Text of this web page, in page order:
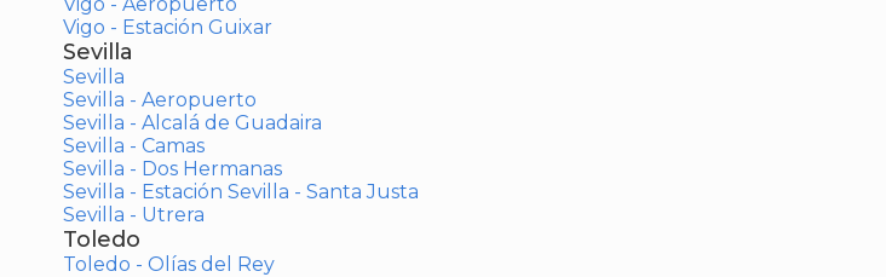
Vigo - Estación Guixar
Sevilla
Sevilla
Sevilla - Aeropuerto
Sevilla - Alcalá de Guadaira
Sevilla - Camas
Sevilla - Dos Hermanas
Sevilla - Estación Sevilla - Santa Justa
Sevilla - Utrera
Toledo
Toledo - Olías del Rey